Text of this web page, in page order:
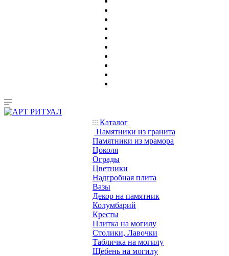
Каталог
Памятники из гранита
Памятники из мрамора
Цоколя
Ограды
Цветники
Надгробная плита
Вазы
Декор на памятник
Колумбарий
Кресты
Плитка на могилу
Столики, Лавочки
Табличка на могилу
Щебень на могилу